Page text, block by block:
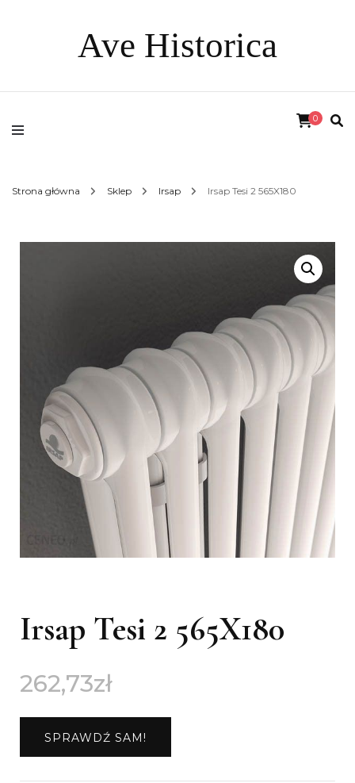
Ave Historica
0
Strona główna Sklep Irsap Irsap Tesi 2 565X180
Irsap Tesi 2 565X180
262,73zł
SPRAWDŹ SAM!